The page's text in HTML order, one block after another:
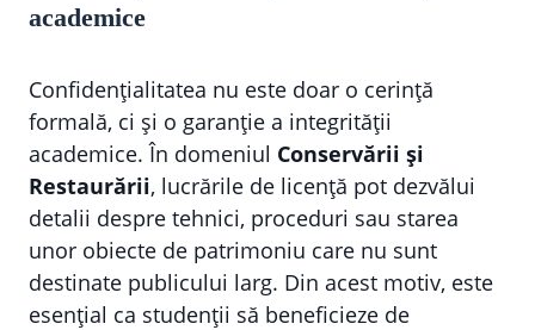
academice
Confidențialitatea nu este doar o cerință
formală, ci și o garanție a integrității
academice. În domeniul Conservării și
Restaurării, lucrările de licență pot dezvălui
detalii despre tehnici, proceduri sau starea
unor obiecte de patrimoniu care nu sunt
destinate publicului larg. Din acest motiv, este
esențial ca studenții să beneficieze de